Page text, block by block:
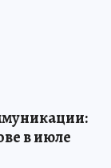
в июле